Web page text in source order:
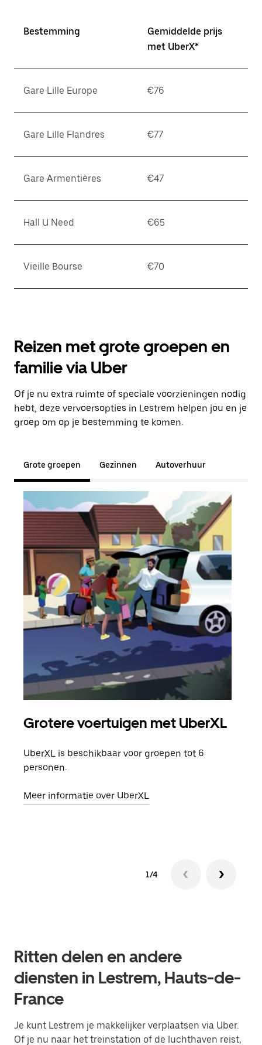
Bestemming
Gemiddelde prijs
met UberX*
Gare Lille Europe €76
Gare Lille Flandres €77
Gare Armentières €47
Hall U Need €65
Vieille Bourse €70
Reizen met grote groepen en
familie via Uber
Of je nu extra ruimte of speciale voorzieningen nodig
hebt, deze vervoersopties in Lestrem helpen jou en je
groep om op je bestemming te komen.
Grote groepen Gezinnen Autoverhuur
Grotere voertuigen met UberXL
UberXL is beschikbaar voor groepen tot 6
personen.
Meer informatie over UberXL
1/4
Ritten delen en andere
diensten in Lestrem, Hauts-de-
France
Je kunt Lestrem je makkelijker verplaatsen via Uber.
Of je nu naar het treinstation of de luchthaven reist,